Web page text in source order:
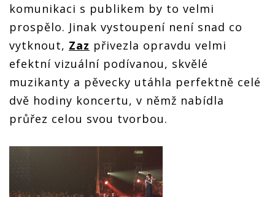
komunikaci s publikem by to velmi
prospělo. Jinak vystoupení není snad co
vytknout, Zaz přivezla opravdu velmi
efektní vizuální podívanou, skvělé
muzikanty a pěvecky utáhla perfektně celé
dvě hodiny koncertu, v němž nabídla
průřez celou svou tvorbou.